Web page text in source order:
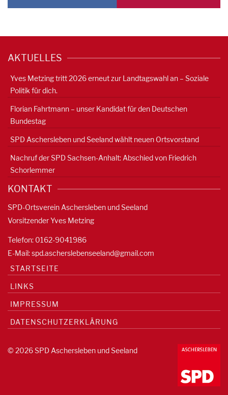
AKTUELLES
Yves Metzing tritt 2026 erneut zur Landtagswahl an – Soziale
Politik für dich.
Florian Fahrtmann – unser Kandidat für den Deutschen
Bundestag
SPD Aschersleben und Seeland wählt neuen Ortsvorstand
Nachruf der SPD Sachsen-Anhalt: Abschied von Friedrich
Schorlemmer
KONTAKT
SPD-Ortsverein Aschersleben und Seeland
Vorsitzender Yves Metzing
Telefon: 0162-9041986
E-Mail:spd.ascherslebenseeland@gmail.com
STARTSEITE
LINKS
IMPRESSUM
DATENSCHUTZERKLÄRUNG
© 2026 SPD Aschersleben und Seeland